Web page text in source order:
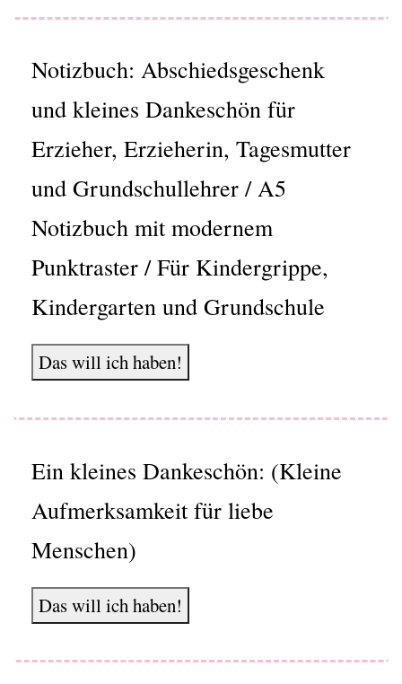
Notizbuch: Abschiedsgeschenk
und kleines Dankeschön für
Erzieher, Erzieherin, Tagesmutter
und Grundschullehrer / A5
Notizbuch mit modernem
Punktraster / Für Kindergrippe,
Kindergarten und Grundschule
Das will ich haben!
Ein kleines Dankeschön: (Kleine
Aufmerksamkeit für liebe
Menschen)
Das will ich haben!